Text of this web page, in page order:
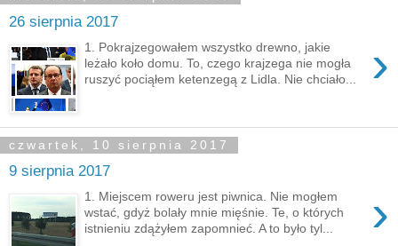
26 sierpnia 2017
›
1. Pokrajzegowałem wszystko drewno, jakie
leżało koło domu. To, czego krajzega nie mogła
ruszyć pociąłem ketenzegą z Lidla. Nie chciało...
czwartek, 10 sierpnia 2017
9 sierpnia 2017
›
1. Miejscem roweru jest piwnica. Nie mogłem
wstać, gdyż bolały mnie mięśnie. Te, o których
istnieniu zdążyłem zapomnieć. A to było tyl...